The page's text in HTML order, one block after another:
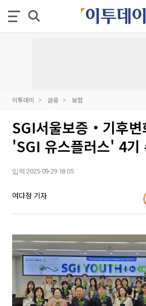
이투데이 금융 보험
SGI서울보증‧기후변
'SGI 유스플러스' 4기
입력 2025-09-29 18:05
여다정 기자